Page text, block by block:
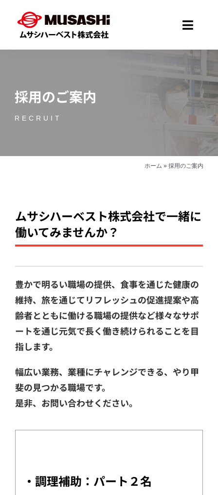
content
Toggle
会社概要
お知らせ
採用のご案内
RECRUIT
ホーム »採用のご案内
ムサシハーベスト株式会社で一緒に
働いてみませんか？
豊かで明るい職場の提供、食事を通じた健康の
維持、旅を通じてリフレッシュの促進提案や高
齢者とともに働ける職場の提供など様々なサポ
ートを通じ元気で長く働き続けられることを目
指します。
幅広い業務、業種にチャレンジできる、やり甲
斐の見つかる職場です。
是非、お問い合わせください。
・調理補助：パート２名